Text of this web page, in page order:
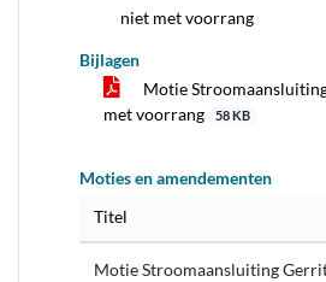
niet met voorrang
Bijlagen
Motie
met voorrang
58 KB
Moties en amendementen
Titel
Motie Stroomaansluiting